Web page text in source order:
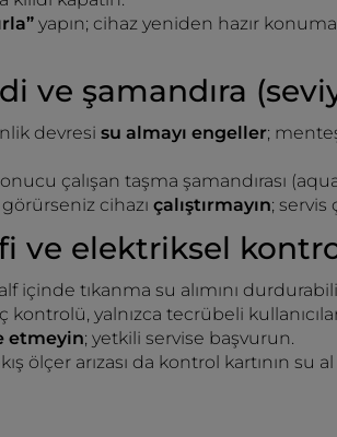
yapın; cihaz yeniden hazır
ve şamandıra
devresi su almayı engeller;
çalışan taşma şamandırası
cihazı çalıştırmayın; servis
ve elektriksel
içinde tıkanma su alımını
yalnızca tecrübeli
etmeyin; yetkili servise başvurun.
ölçer arızası da kontrol kartının